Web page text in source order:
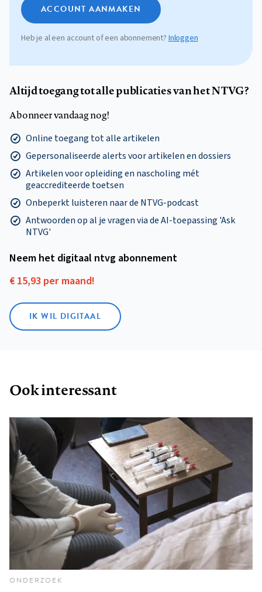
ACCOUNT AANMAKEN
Heb je al een account of een abonnement? Inloggen
Altijd toegang tot alle publicaties van het NTVG?
Abonneer vandaag nog!
Online toegang tot alle artikelen
Gepersonaliseerde alerts voor artikelen en dossiers
Artikelen voor opleiding en nascholing mét
geaccrediteerde toetsen
Onbeperkt luisteren naar de NTVG-podcast
Antwoorden op al je vragen via de AI-toepassing 'Ask
NTVG'
Neem het digitaal ntvg abonnement
€ 15,93 per maand!
IK WIL DIGITAAL
Ook interessant
ONDERZOEK